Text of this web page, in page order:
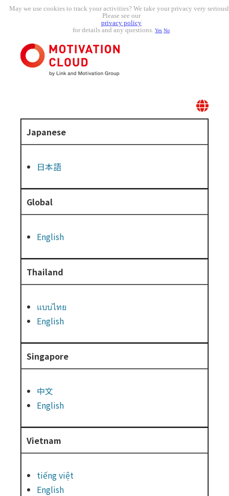
Japanese
日本語
Global
English
Thailand
แบบไทย
English
Singapore
中文
English
Vietnam
tiếng việt
English
May we use cookies to track your activities? We take your privacy very
Please see our
privacy policy
for details and any questions.Yes No